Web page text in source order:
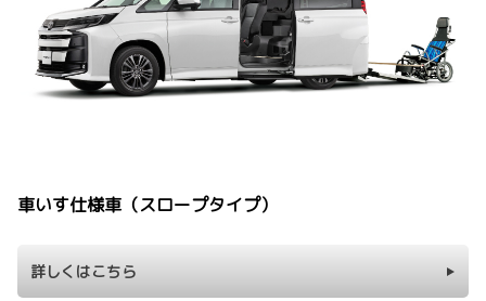
車いす仕様車（スロープタイプ）
詳しくはこちら